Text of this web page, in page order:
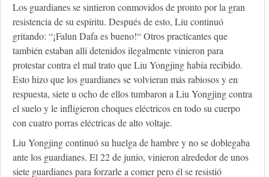
Los guardianes se sintieron conmovidos de pronto por la gran
resistencia de su espíritu. Después de esto, Liu continuó
gritando: “¡Falun Dafa es bueno!“ Otros practicantes que
también estaban allí detenidos ilegalmente vinieron para
protestar contra el mal trato que Liu Yongjing había recibido.
Esto hizo que los guardianes se volvieran más rabiosos y en
respuesta, siete u ocho de ellos tumbaron a Liu Yongjing contra
el suelo y le infligieron choques eléctricos en todo su cuerpo
con cuatro porras eléctricas de alto voltaje.
Liu Yongjing continuó su huelga de hambre y no se doblegaba
ante los guardianes. El 22 de junio, vinieron alrededor de unos
siete guardianes para forzarle a comer pero él se resistió